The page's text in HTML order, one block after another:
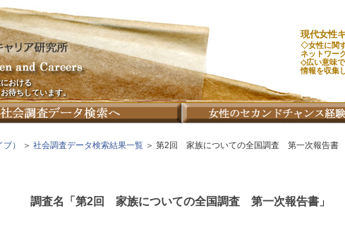
おける
待ちしています。
現代女性
◇女性に関
ネットワー
◇広い意味
情報を収集
） ＞ 社会調査データ検索結果一覧＞ 第2回 家族についての全国調査 第一次報告書
調査名「第2回 家族についての全国調査 第一次報告書」